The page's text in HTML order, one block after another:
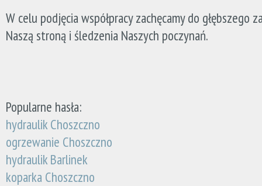
W celu podjęcia współpracy zachęcamy do głębszego
Naszą stroną i śledzenia Naszych poczynań.
Popularne hasła:
hydraulik Choszczno
ogrzewanie Choszczno
hydraulik Barlinek
koparka Choszczno